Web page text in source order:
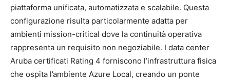
piattaforma unificata, automatizzata e scalabile. Questa
configurazione risulta particolarmente adatta per
ambienti mission-critical dove la continuità operativa
rappresenta un requisito non negoziabile. I data center
Aruba certificati Rating 4 forniscono l’infrastruttura fisica
che ospita l’ambiente Azure Local, creando un ponte